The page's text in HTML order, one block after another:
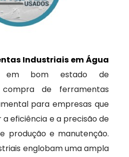
Industriais em Água
em bom estado de
de ferramentas
para empresas que
eficiência e a precisão de
produção e manutenção.
englobam uma ampla